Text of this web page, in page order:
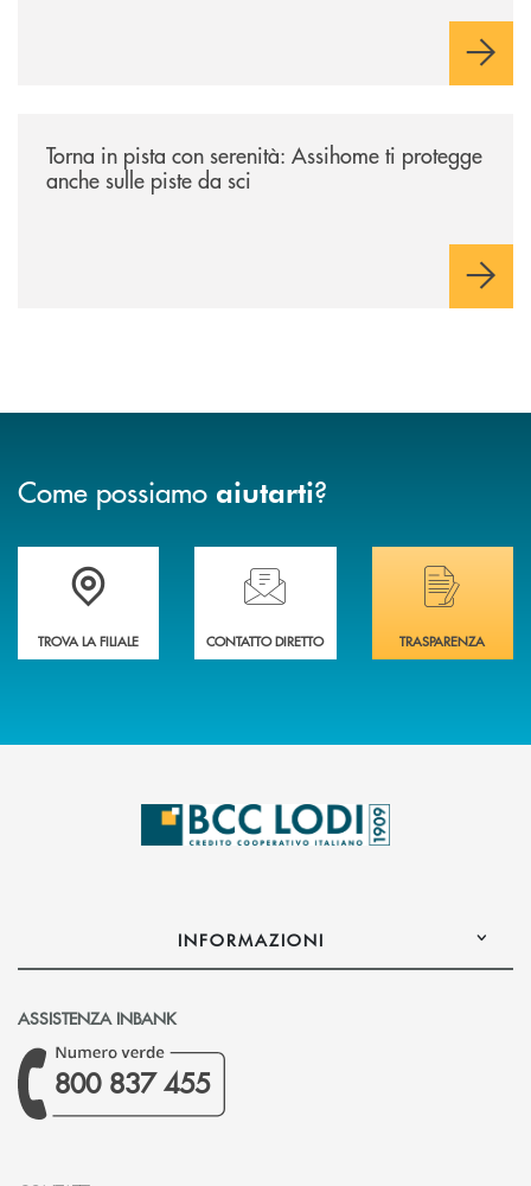
soluzioni tra loro complementari, pensate per accompagnare
Torna in pista con serenità: Assihome ti protegge
anche sulle piste da sci
Come possiamo aiutarti?
Trova la filiale più vicina a Te
TROVA LA FILIALE
Hai bisogno di assistenza immediata?
CONTATTO DIRETTO
Hai bisogno di
TRASPARENZA
INFORMAZIONI
ASSISTENZA INBANK
800 837 455